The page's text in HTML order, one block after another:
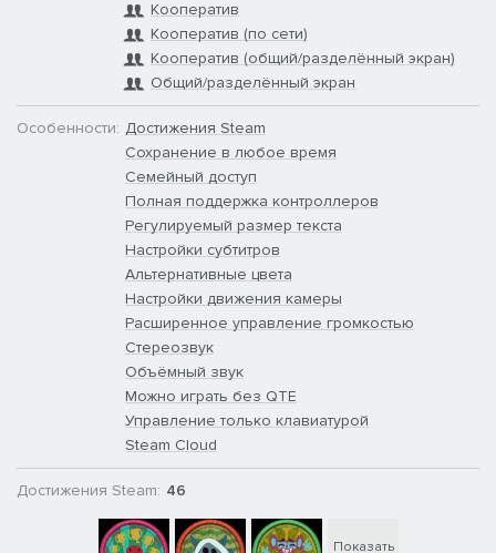
Победите Векса. Спасите тряпичный народец. Спасите мир.
Пора исполнить своё предназначение, Сэкбой.
Тряпичный вундеркинд и мешковатый герой… станет
вязаным рыцарем.
Захватывающие платформенные приключения.
Исследуйте все закоулки удивительного Мира творчества,
созданного вручную увлечёнными художниками.
Применяйте разнообразные крутые приёмы Сэкбоя, чтобы
справляться с рискованными испытаниями, грозными
врагами и невероятными сюрпризами.
Вы никогда не знаете, что ждёт вас дальше в этом
грандиозном и чудовищно забавном приключении, которое
хочется повторять снова и снова.
А потом и ещё разочек.
Соберите друзей, родных и соседей. Устройте настоящее
шерстяное безумие.
Кооператив
Кооператив (по сети)
Кооператив (общий/разделённый экран)
Общий/разделённый экран
Особенности: Достижения Steam
Сохранение в любое время
Семейный доступ
Полная поддержка контроллеров
Регулируемый размер текста
Настройки субтитров
Альтернативные цвета
Настройки движения камеры
Расширенное управление громкостью
Стереозвук
Объёмный звук
Можно играть без QTE
Управление только клавиатурой
Steam Cloud
Достижения Steam: 46
Показать